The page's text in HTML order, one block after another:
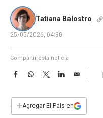
Tatiana Balostro
25/05/2026, 04:30
Compartir esta noticia
F
e
b
W
s
T
w
t
L
E
i
l
+Agregar El País en